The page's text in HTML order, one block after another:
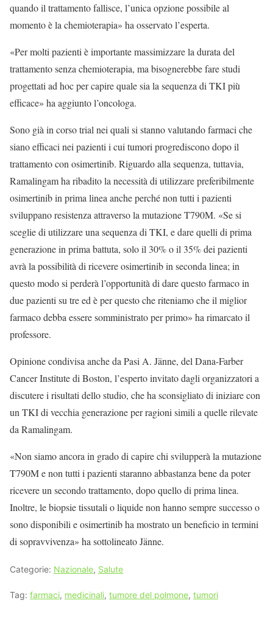
quando il trattamento fallisce, l’unica opzione possibile al
momento è la chemioterapia» ha osservato l’esperta.
«Per molti pazienti è importante massimizzare la durata del
trattamento senza chemioterapia, ma bisognerebbe fare studi
progettati ad hoc per capire quale sia la sequenza di TKI più
efficace» ha aggiunto l’oncologa.
Sono già in corso trial nei quali si stanno valutando farmaci che
siano efficaci nei pazienti i cui tumori progrediscono dopo il
trattamento con osimertinib. Riguardo alla sequenza, tuttavia,
Ramalingam ha ribadito la necessità di utilizzare preferibilmente
osimertinib in prima linea anche perché non tutti i pazienti
sviluppano resistenza attraverso la mutazione T790M. «Se si
sceglie di utilizzare una sequenza di TKI, e dare quelli di prima
generazione in prima battuta, solo il 30% o il 35% dei pazienti
avrà la possibilità di ricevere osimertinib in seconda linea; in
questo modo si perderà l’opportunità di dare questo farmaco in
due pazienti su tre ed è per questo che riteniamo che il miglior
farmaco debba essere somministrato per primo» ha rimarcato il
professore.
Opinione condivisa anche da Pasi A. Jänne, del Dana-Farber
Cancer Institute di Boston, l’esperto invitato dagli organizzatori a
discutere i risultati dello studio, che ha sconsigliato di iniziare con
un TKI di vecchia generazione per ragioni simili a quelle rilevate
da Ramalingam.
«Non siamo ancora in grado di capire chi svilupperà la mutazione
T790M e non tutti i pazienti staranno abbastanza bene da poter
ricevere un secondo trattamento, dopo quello di prima linea.
Inoltre, le biopsie tissutali o liquide non hanno sempre successo o
sono disponibili e osimertinib ha mostrato un beneficio in termini
di sopravvivenza» ha sottolineato Jänne.
Categorie: Nazionale, Salute
Tag: farmaci, medicinali, tumore del polmone, tumori